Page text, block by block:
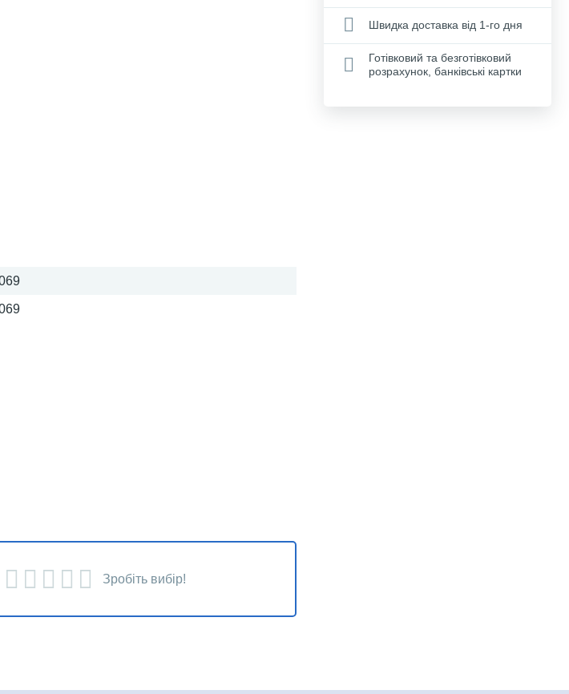
Швидка доставка від 1-го дня
Готівковий та безготівковий
розрахунок, банківські картки
Зробіть вибір!